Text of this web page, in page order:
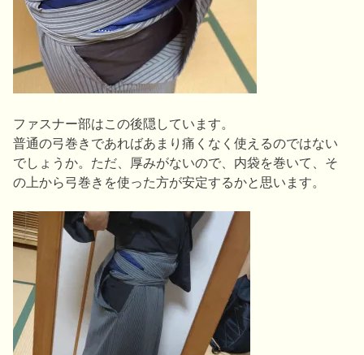
ファスナー部はこの後隠しています。
普通の弓巻きであればあまり痛くなく使えるのではない
でしょうか。ただ、厚みがないので、内袋を巻いて、そ
の上から弓巻きを使った方が安定するかと思います。